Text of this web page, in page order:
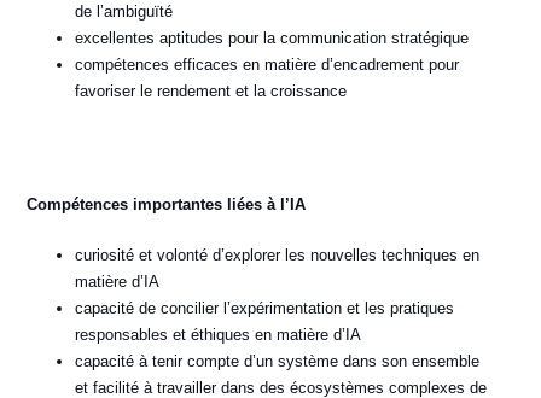
de l’ambiguïté
excellentes aptitudes pour la communication stratégique
compétences efficaces en matière d’encadrement pour
favoriser le rendement et la croissance
Compétences importantes liées à l’IA
curiosité et volonté d’explorer les nouvelles techniques en
matière d’IA
capacité de concilier l’expérimentation et les pratiques
responsables et éthiques en matière d’IA
capacité à tenir compte d’un système dans son ensemble
et facilité à travailler dans des écosystèmes complexes de